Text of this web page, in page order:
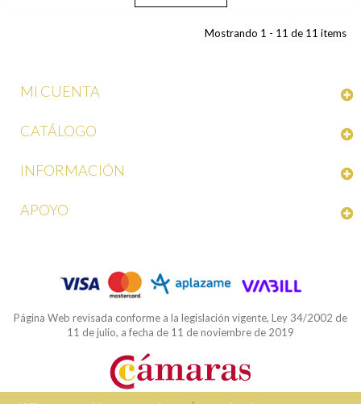
Mostrando 1 - 11 de 11 items
MI CUENTA
CATÁLOGO
INFORMACIÓN
APOYO
Página Web revisada conforme a la legislación vigente, Ley 34/2002 de
11 de julio, a fecha de 11 de noviembre de 2019